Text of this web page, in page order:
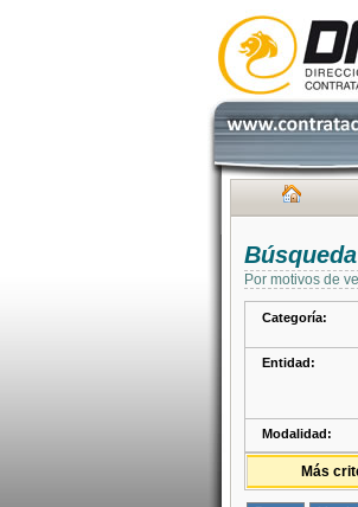
Por motivos de
Categoría:
Entidad:
Modalidad:
Más